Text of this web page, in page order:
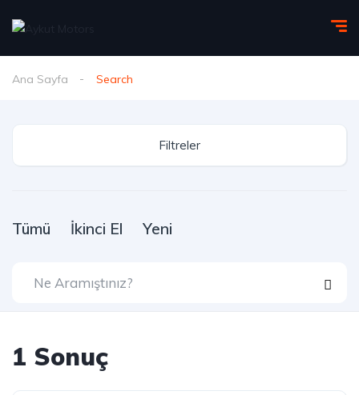
Ana Sayfa Search
Filtreler
Tümü İkinci El Yeni
1 Sonuç